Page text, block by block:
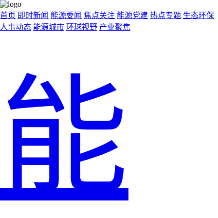
首页 即时新闻 能源要闻 焦点关注 能源党建 热点专题 生态环保
人事动态 能源城市 环球视野 产业聚焦
能